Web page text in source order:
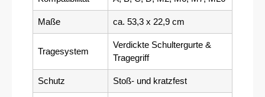
Maße ca. 53,3 x 22,9 cm
Tragesystem
Verdickte Schultergurte &
Tragegriff
Schutz Stoß- und kratzfest